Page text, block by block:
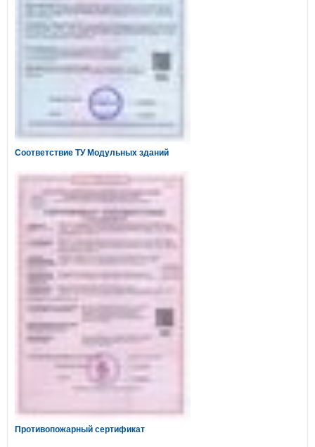
Соответствие ТУ Модульных зданий
Противопожарный сертификат